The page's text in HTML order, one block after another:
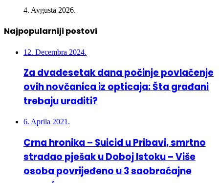
4. Avgusta 2026.
Najpopularniji postovi
12. Decembra 2024.
Za dvadesetak dana počinje povlačenje
ovih novčanica iz opticaja: Šta građani
trebaju uraditi?
6. Aprila 2021.
Crna hronika – Suicid u Pribavi, smrtno
stradao pješak u Doboj Istoku – Više
osoba povrijeđeno u 3 saobraćajne